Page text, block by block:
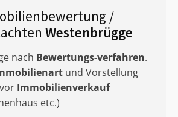
/
Westenbrügge
nach Bewertungs-verfahren.
und Vorstellung
Immobilienverkauf
etc.)